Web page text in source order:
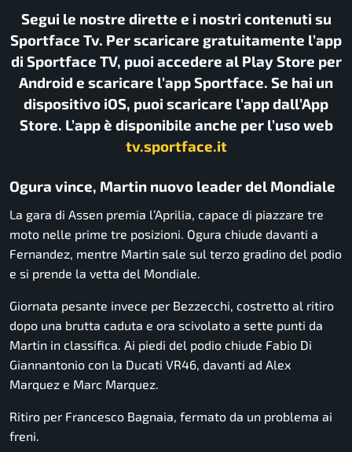
Segui le nostre dirette e i nostri contenuti su
Sportface Tv. Per scaricare gratuitamente l’app
di Sportface TV, puoi accedere al Play Store per
Android e scaricare l’app Sportface. Se hai un
dispositivo iOS, puoi scaricare l’app dall’App
Store. L’app è disponibile anche per l’uso web
tv.sportface.it
Ogura vince, Martin nuovo leader del Mondiale
La gara di Assen premia l’Aprilia, capace di piazzare tre
moto nelle prime tre posizioni. Ogura chiude davanti a
Fernandez, mentre Martin sale sul terzo gradino del podio
e si prende la vetta del Mondiale.
Giornata pesante invece per Bezzecchi, costretto al ritiro
dopo una brutta caduta e ora scivolato a sette punti da
Martin in classifica. Ai piedi del podio chiude Fabio Di
Giannantonio con la Ducati VR46, davanti ad Alex
Marquez e Marc Marquez.
Ritiro per Francesco Bagnaia, fermato da un problema ai
freni.